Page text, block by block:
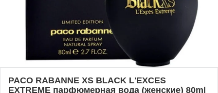
PACO RABANNE XS BLACK L'EXCES
EXTREME парфюмерная вода (женские) 80ml